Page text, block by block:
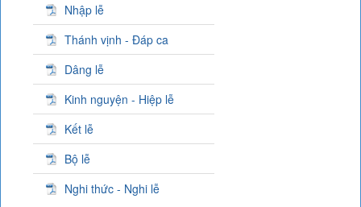
Nhập lễ
Thánh vịnh - Đáp ca
Dâng lễ
Kinh nguyện - Hiệp lễ
Kết lễ
Bộ lễ
Nghi thức - Nghi lễ